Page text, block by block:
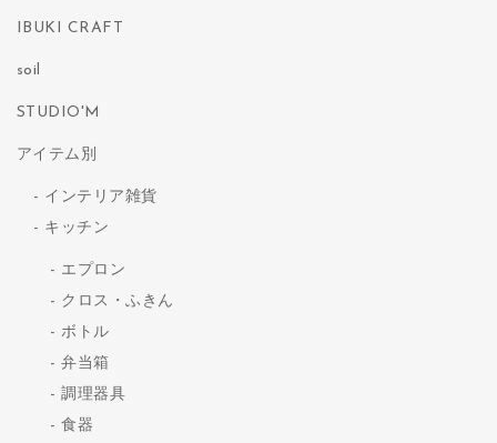
IBUKI CRAFT
soil
STUDIO'M
アイテム別
インテリア雑貨
キッチン
エプロン
クロス・ふきん
ボトル
弁当箱
調理器具
食器